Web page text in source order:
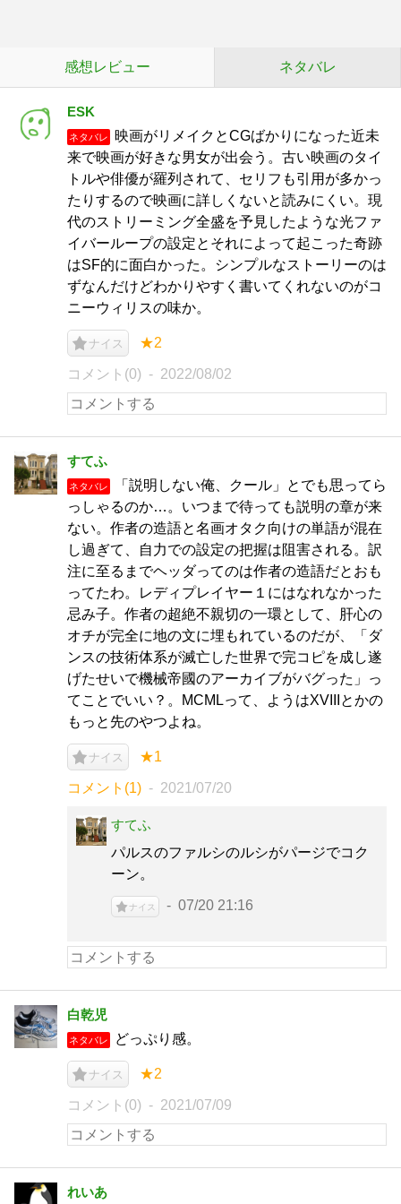
感想レビュー ネタバレ
ESK
ネタバレ
映画がリメイクとCGばかりになった近未
来で映画が好きな男女が出会う。古い映画のタイ
トルや俳優が羅列されて、セリフも引用が多かっ
たりするので映画に詳しくないと読みにくい。現
代のストリーミング全盛を予見したような光ファ
イバーループの設定とそれによって起こった奇跡
はSF的に面白かった。シンプルなストーリーのは
ずなんだけどわかりやすく書いてくれないのがコ
ニーウィリスの味か。
ナイス ★2
コメント(0) 2022/08/02
すてふ
ネタバレ
「説明しない俺、クール」とでも思ってら
っしゃるのか…。いつまで待っても説明の章が来
ない。作者の造語と名画オタク向けの単語が混在
し過ぎて、自力での設定の把握は阻害される。訳
注に至るまでヘッダってのは作者の造語だとおも
ってたわ。レディプレイヤー１にはなれなかった
忌み子。作者の超絶不親切の一環として、肝心の
オチが完全に地の文に埋もれているのだが、「ダ
ンスの技術体系が滅亡した世界で完コピを成し遂
げたせいで機械帝國のアーカイブがバグった」っ
てことでいい？。MCMLって、ようはXVIIIとかの
もっと先のやつよね。
ナイス ★1
コメント(1) 2021/07/20
すてふ
パルスのファルシのルシがパージでコク
ーン。
ナイス 07/20 21:16
白乾児
ネタバレ どっぷり感。
ナイス ★2
コメント(0) 2021/07/09
れいあ